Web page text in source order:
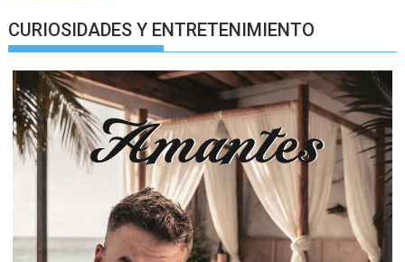
CURIOSIDADES Y ENTRETENIMIENTO